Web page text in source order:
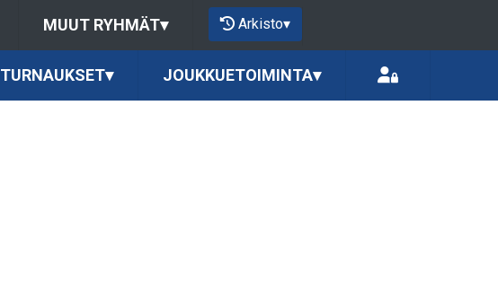
MUUT RYHMÄT▾ Arkisto▾
TURNAUKSET▾ JOUKKUETOIMINTA▾